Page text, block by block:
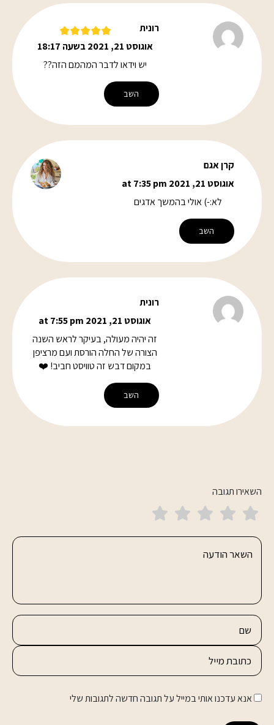
רונית
אוגוסט 21, 2021 בשעה 18:17
יש וידאו לדבר המהמם הזה??
השב
קרן אגם
אוגוסט 21, 2021 at 7:35 pm
לא:-) אולי בהמשך אדגים
השב
רונית
אוגוסט 21, 2021 at 7:55 pm
זה יהיה מעולה, בעיקר לראש השנה
הצורה של החלה הורסת ועם מרציפן
במקום דבש זה טוויסט חביב! ❤️
השב
השאירו תגובה
אנא עדכנו אותי במייל על תגובה חדשה לתגובות שלי